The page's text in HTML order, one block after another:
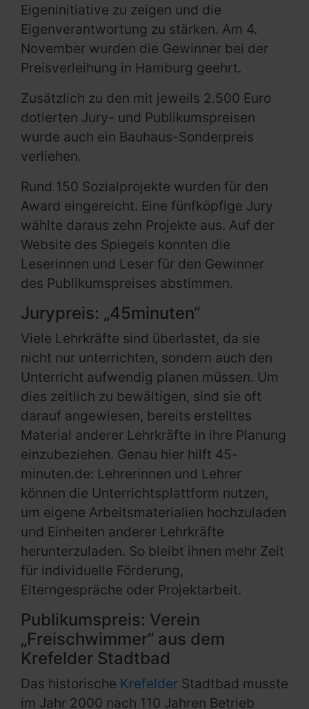
Eigeninitiative zu zeigen und die
Eigenverantwortung zu stärken. Am 4.
November wurden die Gewinner bei der
Preisverleihung in Hamburg geehrt.
Zusätzlich zu den mit jeweils 2.500 Euro
dotierten Jury- und Publikumspreisen
wurde auch ein Bauhaus-Sonderpreis
verliehen.
Rund 150 Sozialprojekte wurden für den
Award eingereicht. Eine fünfköpfige Jury
wählte daraus zehn Projekte aus. Auf der
Website des Spiegels konnten die
Leserinnen und Leser für den Gewinner
des Publikumspreises abstimmen.
Jurypreis: „45minuten“
Viele Lehrkräfte sind überlastet, da sie
nicht nur unterrichten, sondern auch den
Unterricht aufwendig planen müssen. Um
dies zeitlich zu bewältigen, sind sie oft
darauf angewiesen, bereits erstelltes
Material anderer Lehrkräfte in ihre Planung
einzubeziehen. Genau hier hilft 45-
minuten.de: Lehrerinnen und Lehrer
können die Unterrichtsplattform nutzen,
um eigene Arbeitsmaterialien hochzuladen
und Einheiten anderer Lehrkräfte
herunterzuladen. So bleibt ihnen mehr Zeit
für individuelle Förderung,
Elterngespräche oder Projektarbeit.
Publikumspreis: Verein
„Freischwimmer“ aus dem
Krefelder Stadtbad
Das historische Krefelder Stadtbad musste
im Jahr 2000 nach 110 Jahren Betrieb